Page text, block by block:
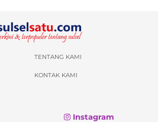
TENTANG KAMI
KONTAK KAMI
Instagram